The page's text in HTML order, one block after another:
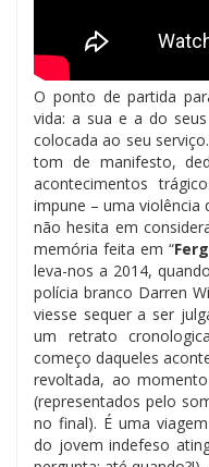
O ponto de partida
vida: a sua e a do
colocada ao seu
tom de manifesto,
acontecimentos
impune – uma violência
não hesita em
memória feita em “
leva-nos a 2014,
polícia branco Darren
viesse sequer a ser
um retrato
começo daqueles
revoltada, ao
(representados pelo
no final). É uma
do jovem indefeso